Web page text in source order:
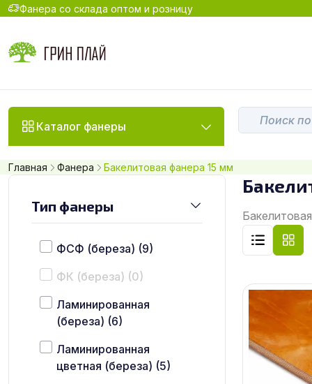
Фанера со склада оптом и розницу
Каталог фанеры
Главная Фанера Бакелитовая фанера 15 мм
Тип фанеры
ФСФ (береза) (9)
ФК (береза) (0)
Ламинированная
(береза) (6)
Ламинированная
цветная (береза) (5)